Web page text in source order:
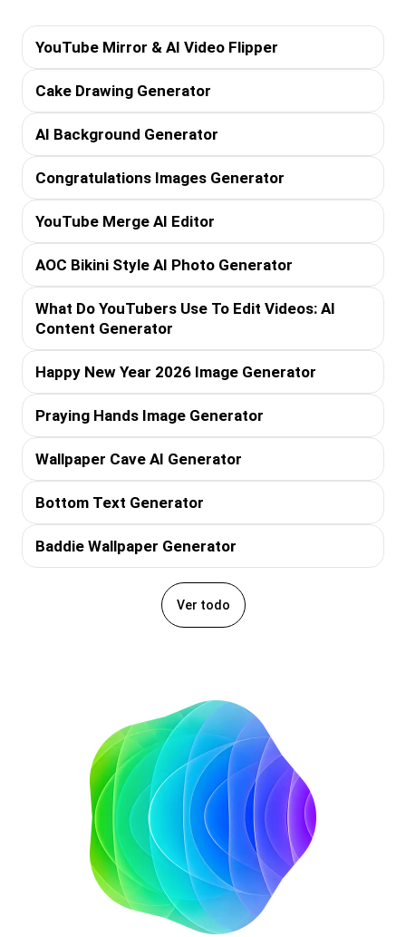
YouTube Mirror & AI Video Flipper
Cake Drawing Generator
AI Background Generator
Congratulations Images Generator
YouTube Merge AI Editor
AOC Bikini Style AI Photo Generator
What Do YouTubers Use To Edit Videos: AI
Content Generator
Happy New Year 2026 Image Generator
Praying Hands Image Generator
Wallpaper Cave AI Generator
Bottom Text Generator
Baddie Wallpaper Generator
Ver todo